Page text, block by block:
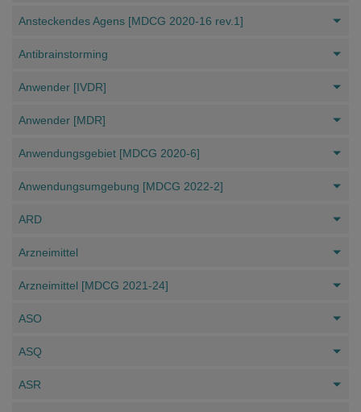
Ansteckendes Agens [MDCG 2020-16 rev.1]
Antibrainstorming
Anwender [IVDR]
Anwender [MDR]
Anwendungsgebiet [MDCG 2020-6]
Anwendungsumgebung [MDCG 2022-2]
ARD
Arzneimittel
Arzneimittel [MDCG 2021-24]
ASO
ASQ
ASR